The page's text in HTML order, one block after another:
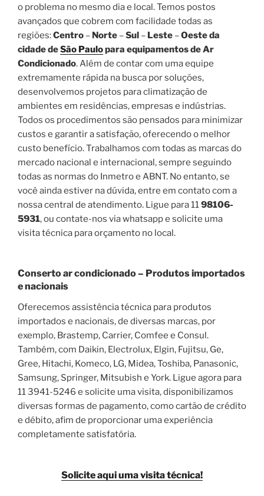
o problema no mesmo dia e local. Temos postos
avançados que cobrem com facilidade todas as
regiões:Centro – Norte –Sul – Leste –Oeste da
cidade deSão Paulopara equipamentos de Ar
Condicionado. Além de contar com uma equipe
extremamente rápida na busca por soluções,
desenvolvemos projetos para climatização de
ambientes em residências, empresas e indústrias.
Todos os procedimentos são pensados para minimizar
custos e garantir a satisfação, oferecendo o melhor
custo benefício. Trabalhamos com todas as marcas do
mercado nacional e internacional, sempre seguindo
todas as normas do Inmetro e ABNT. No entanto, se
você ainda estiver na dúvida, entre em contato com a
nossa central de atendimento. Ligue para 1198106-
5931, ou contate-nos via whatsapp e solicite uma
visita técnica para orçamento no local.
Conserto ar condicionado – Produtos importados
e nacionais
Oferecemos assistência técnica para produtos
importados e nacionais, de diversas marcas, por
exemplo, Brastemp, Carrier, Comfee e Consul.
Também, com Daikin, Electrolux, Elgin, Fujitsu, Ge,
Gree, Hitachi, Komeco, LG, Midea, Toshiba, Panasonic,
Samsung, Springer, Mitsubish e York. Ligue agora para
11 3941-5246 e solicite uma visita, disponibilizamos
diversas formas de pagamento, como cartão de crédito
e débito, afim de proporcionar uma experiência
completamente satisfatória.
Solicite aqui uma visita técnica!